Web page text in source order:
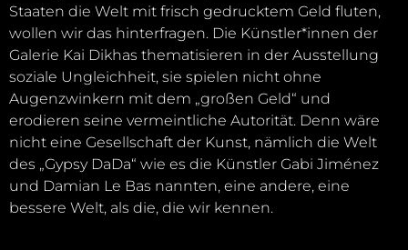
Staaten die Welt mit frisch gedrucktem Geld fluten,
wollen wir das hinterfragen. Die Künstler*innen der
Galerie Kai Dikhas thematisieren in der Ausstellung
soziale Ungleichheit, sie spielen nicht ohne
Augenzwinkern mit dem „großen Geld“ und
erodieren seine vermeintliche Autorität. Denn wäre
nicht eine Gesellschaft der Kunst, nämlich die Welt
des „Gypsy DaDa“ wie es die Künstler Gabi Jiménez
und Damian Le Bas nannten, eine andere, eine
bessere Welt, als die, die wir kennen.